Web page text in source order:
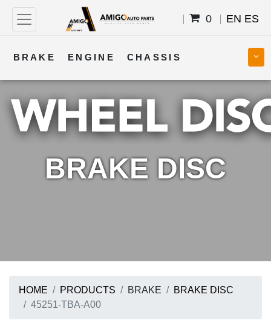
0 EN ES
BRAKE ENGINE CHASSIS
COOLING STEERING BODY
TRANSMISSION FUEL ELECTRICAL
BRAKE DISC
HOME PRODUCTS BRAKE
BRAKE DISC
45251-TBA-A00